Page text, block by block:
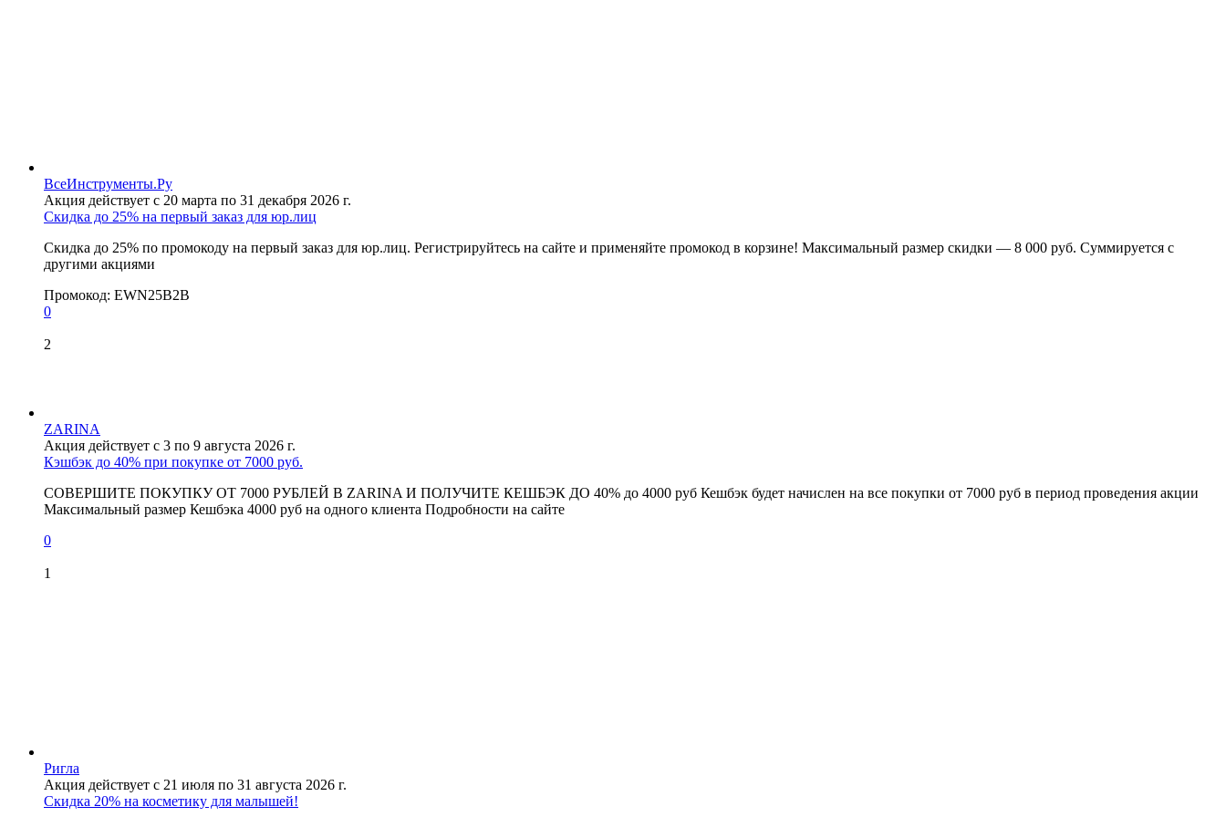
ВсеИнструменты.Ру
Акция действует с 20 марта по 31 декабря 2026 г.
Скидка до 25% на первый заказ для юр.лиц
Скидка до 25% по промокоду на первый заказ для юр.лиц. Регистрируйтесь на сайте и применяйте промокод в корзине! Максимальный размер скидки — 8 000 руб. Суммируется с
другими акциями
Промокод: EWN25B2B
0
2
ZARINA
Акция действует с 3 по 9 августа 2026 г.
Кэшбэк до 40% при покупке от 7000 руб.
СОВЕРШИТЕ ПОКУПКУ ОТ 7000 РУБЛЕЙ В ZARINA И ПОЛУЧИТЕ КЕШБЭК ДО 40% до 4000 руб Кешбэк будет начислен на все покупки от 7000 руб в период проведения акции
Максимальный размер Кешбэка 4000 руб на одного клиента Подробности на сайте
0
1
Ригла
Акция действует с 21 июля по 31 августа 2026 г.
Скидка 20% на косметику для малышей!